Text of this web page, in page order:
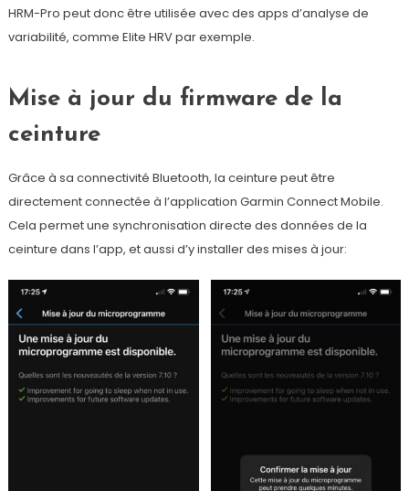
HRM-Pro peut donc être utilisée avec des apps d’analyse de
variabilité, comme Elite HRV par exemple.
Mise à jour du firmware de la
ceinture
Grâce à sa connectivité Bluetooth, la ceinture peut être
directement connectée à l’application Garmin Connect Mobile.
Cela permet une synchronisation directe des données de la
ceinture dans l’app, et aussi d’y installer des mises à jour: